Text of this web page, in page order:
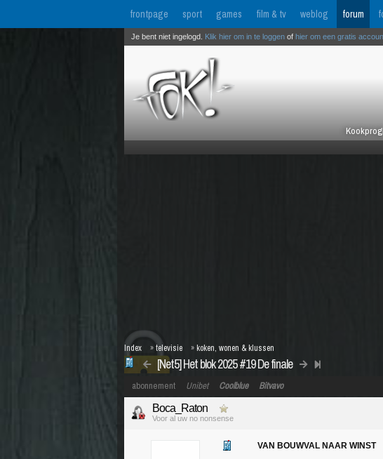
frontpage sport games film & tv weblog forum
Je bent niet ingelogd. Klik hier om in te loggen of hier om een gratis
[Net5] Het blok 2025 #19 De finale
Index »televisie » koken, wonen & klussen
abonnement Unibet Coolblue Bitvavo
Boca_Raton
Voor al uw no nonsense
VAN BOUWVAL NAAR WINST